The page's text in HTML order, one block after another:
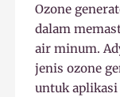
Ozone
dalam
air minum.
jenis ozone
untuk